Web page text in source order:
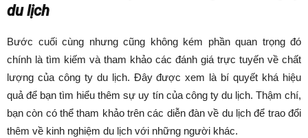
du lịch
Bước cuối cùng nhưng cũng không kém phần quan trọng đó
chính là tìm kiếm và tham khảo các đánh giá trực tuyến về chất
lượng của công ty du lịch. Đây được xem là bí quyết khá hiệu
quả để bạn tìm hiểu thêm sự uy tín của công ty du lịch. Thậm chí,
bạn còn có thể tham khảo trên các diễn đàn về du lịch để trao đổi
thêm về kinh nghiệm du lịch với những người khác.